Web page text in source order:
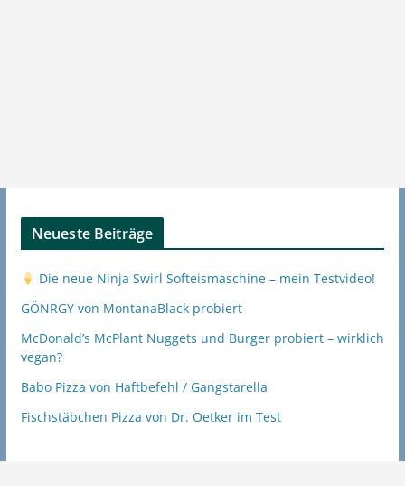
Neueste Beiträge
Die neue Ninja Swirl Softeismaschine – mein Testvideo!
GÖNRGY von MontanaBlack probiert
McDonald’s McPlant Nuggets und Burger probiert – wirklich
vegan?
Babo Pizza von Haftbefehl / Gangstarella
Fischstäbchen Pizza von Dr. Oetker im Test